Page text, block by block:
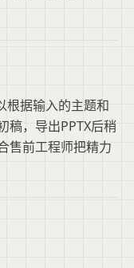
根据输入的主题和
稿，导出PPTX后稍
售前工程师把精力